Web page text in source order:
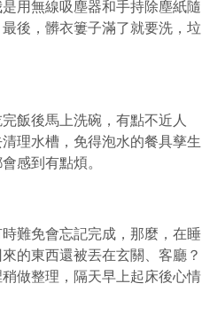
用無線吸塵器和手持除塵紙隨
後，髒衣簍子滿了就要洗，垃
飯後馬上洗碗，有點不近人
理水槽，免得泡水的餐具孳生
感到有點煩。
難免會忘記完成，那麼，在睡
的東西還被丟在玄關、客廳？
做整理，隔天早上起床後心情